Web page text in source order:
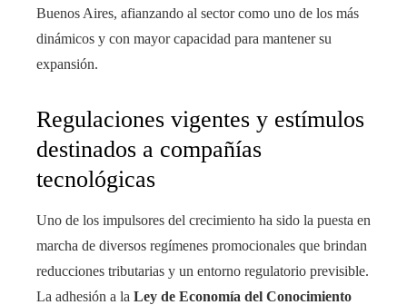
Buenos Aires, afianzando al sector como uno de los más
dinámicos y con mayor capacidad para mantener su
expansión.
Regulaciones vigentes y estímulos
destinados a compañías
tecnológicas
Uno de los impulsores del crecimiento ha sido la puesta en
marcha de diversos regímenes promocionales que brindan
reducciones tributarias y un entorno regulatorio previsible.
La adhesión a la Ley de Economía del Conocimiento